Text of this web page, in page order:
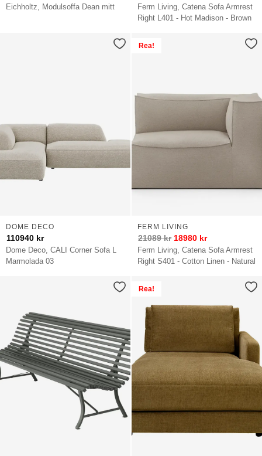
Eichholtz, Modulsoffa Dean mitt
Ferm Living, Catena Sofa Armrest
Right L401 - Hot Madison - Brown
Dome Deco, CALI Corner Sofa L
Marmolada 03
DOME DECO
110940 kr
Rea!
Ferm Living, Catena Sofa Armrest
Right S401 - Cotton Linen - Natural
FERM LIVING
21089kr 18980 kr
Rea!